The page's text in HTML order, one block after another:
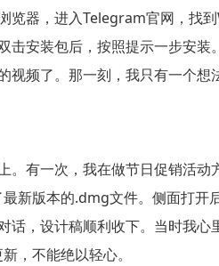
览器，进入Telegram官网，找
击安装包后，按照提示一步安
视频了。那一刻，我只有一个想
。有一次，我在做节日促销活
新版本的.dmg文件。侧面打开
话，设计稿顺利收下。当时我
，不能绝以轻心。